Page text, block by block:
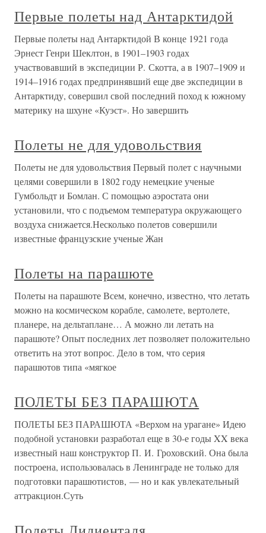
Первые полеты над Антарктидой
Первые полеты над Антарктидой В конце 1921 года
Эрнест Генри Шеклтон, в 1901–1903 годах
участвовавший в экспедиции Р. Скотта, а в 1907–1909 и
1914–1916 годах предпринявший еще две экспедиции в
Антарктиду, совершил свой последний поход к южному
материку на шхуне «Куэст». Но завершить
Полеты не для удовольствия
Полеты не для удовольствия Первый полет с научными
целями совершили в 1802 году немецкие ученые
Гумбольдт и Бомлан. С помощью аэростата они
установили, что с подъемом температура окружающего
воздуха снижается.Несколько полетов совершили
известные французские ученые Жан
Полеты на парашюте
Полеты на парашюте Всем, конечно, известно, что летать
можно на космическом корабле, самолете, вертолете,
планере, на дельтаплане… А можно ли летать на
парашюте? Опыт последних лет позволяет положительно
ответить на этот вопрос. Дело в том, что серия
парашютов типа «мягкое
ПОЛЕТЫ БЕЗ ПАРАШЮТА
ПОЛЕТЫ БЕЗ ПАРАШЮТА «Верхом на урагане» Идею
подобной установки разработал еще в 30-е годы XX века
известный наш конструктор П. И. Гроховский. Она была
построена, использовалась в Ленинграде не только для
подготовки парашютистов, — но и как увлекательный
аттракцион.Суть